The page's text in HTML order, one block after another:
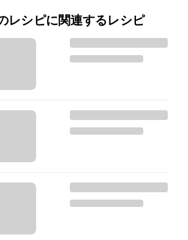
レシピに関連するレシピ